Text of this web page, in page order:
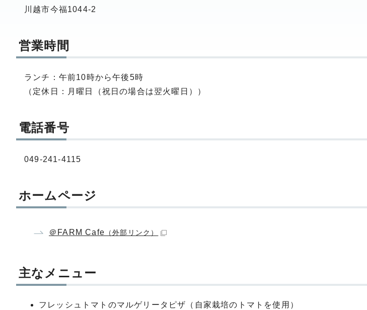
川越市今福1044-2
営業時間
ランチ：午前10時から午後5時
（定休日：月曜日（祝日の場合は翌火曜日））
電話番号
049-241-4115
ホームページ
＠FARM Cafe （外部リンク）
主なメニュー
フレッシュトマトのマルゲリータピザ（自家栽培のトマトを使用）